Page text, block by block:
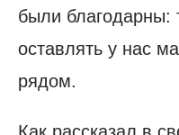
были благодарны:
оставлять у нас
рядом.